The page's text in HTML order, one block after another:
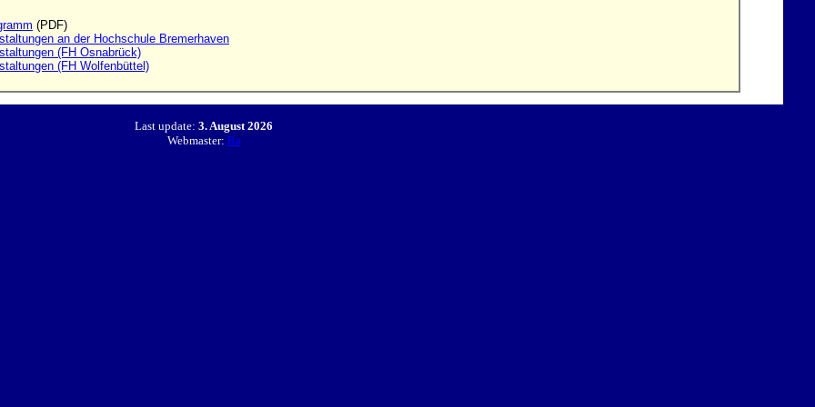
(PDF)
an der Hochschule Bremerhaven
(FH Osnabrück)
(FH Wolfenbüttel)
Last update: 3. August 2026
Webmaster: Ra